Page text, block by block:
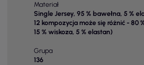
Materiał
Single Jersey, 95 % bawełna, 5 %
12 kompozycja może się różnić - 80
15 % wiskoza, 5 % elastan)
Grupa
136